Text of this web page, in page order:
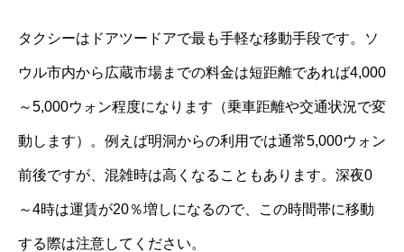
タクシーはドアツードアで最も手軽な移動手段です。ソ
ウル市内から広蔵市場までの料金は短距離であれば4,000
～5,000ウォン程度になります（乗車距離や交通状況で変
動します）。例えば明洞からの利用では通常5,000ウォン
前後ですが、混雑時は高くなることもあります。深夜0
～4時は運賃が20％増しになるので、この時間帯に移動
する際は注意してください。